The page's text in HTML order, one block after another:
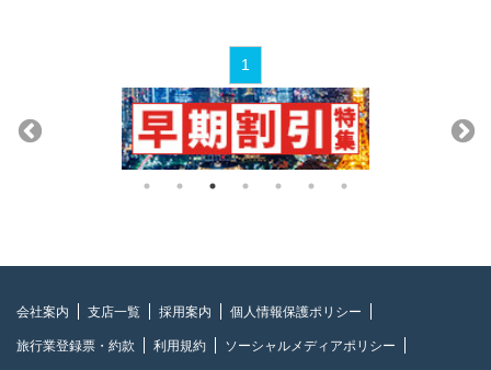
1
会社案内 支店一覧 採用案内 個人情報保護ポリシー
旅行業登録票・約款 利用規約 ソーシャルメディアポリシー